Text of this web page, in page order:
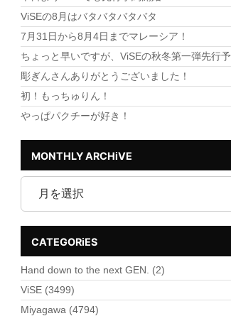
ViSEの8月はバタバタバタバタ
7月31日から8月4日までマレーシア！
ちょっと早いですが、ViSEの秋冬第一弾先行
彫ぎんさんありがとうございました！
初！もっちゅりん！
やっぱパクチーが好き！
MONTHLY ARCHiVE
CATEGORiES
Hand down to the next GEN. (2)
ViSE (3499)
Miyagawa (4794)